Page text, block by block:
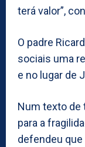
terá valor”,
O padre
sociais uma
e no lugar de
Num texto de
para a
defendeu